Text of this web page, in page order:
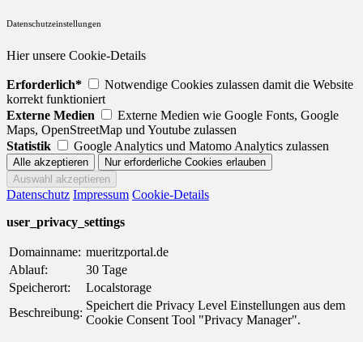
Datenschutzeinstellungen
Hier unsere Cookie-Details
Erforderlich*
Notwendige Cookies zulassen damit die Website
korrekt funktioniert
Externe Medien
Externe Medien wie Google Fonts, Google
Maps, OpenStreetMap und Youtube zulassen
Statistik
Google Analytics und Matomo Analytics zulassen
Datenschutz Impressum Cookie-Details
user_privacy_settings
Domainname: mueritzportal.de
Ablauf:
30 Tage
Speicherort:
Localstorage
Beschreibung:
Speichert die Privacy Level Einstellungen aus dem
Cookie Consent Tool "Privacy Manager".